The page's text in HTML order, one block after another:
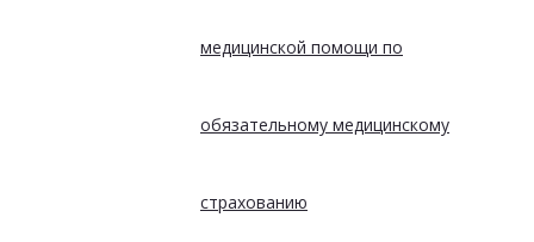
медицинской помощи по
обязательному медицинскому
страхованию